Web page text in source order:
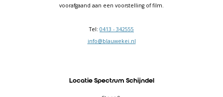
voorafgaand aan een voorstelling of film.
Tel: 0413 - 342555
info@blauwekei.nl
Locatie Spectrum Schijndel